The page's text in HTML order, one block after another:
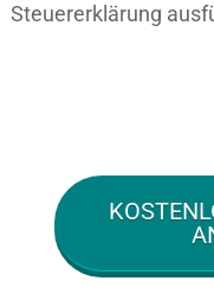
Steuererklärung